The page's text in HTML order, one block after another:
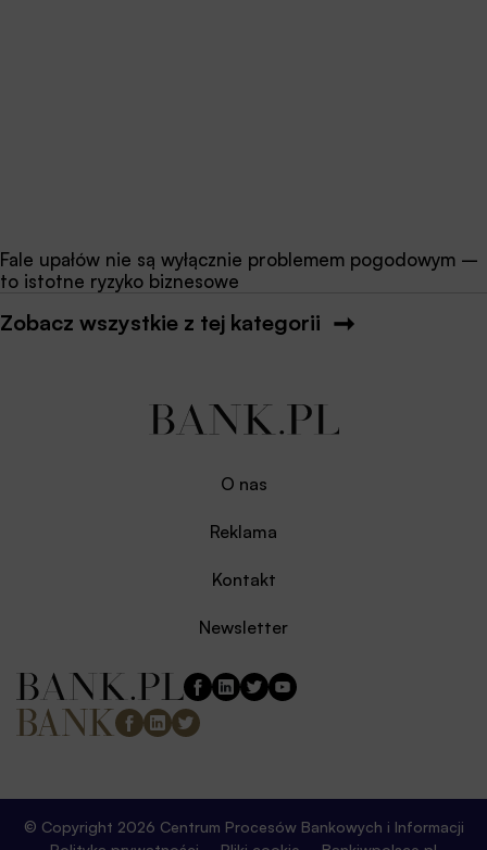
Fale upałów nie są wyłącznie problemem pogodowym –
to istotne ryzyko biznesowe
Zobacz wszystkie z tej kategorii
O nas
Reklama
Kontakt
Newsletter
© Copyright 2026 Centrum Procesów Bankowych i Informacji